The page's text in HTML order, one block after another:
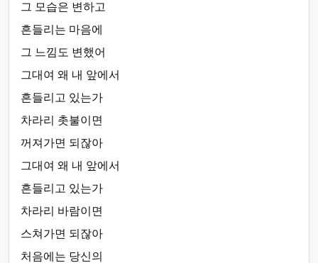
그 모습은 변하고
흔들리는 마음에
그 느낌도 변했어
그대여 왜 내 앞에서
흔들리고 있는가
차라리 촛불이면
꺼져가면 되잖아
그대여 왜 내 앞에서
흔들리고 있는가
차라리 바람이면
스쳐가면 되잖아
처음에는 당신의